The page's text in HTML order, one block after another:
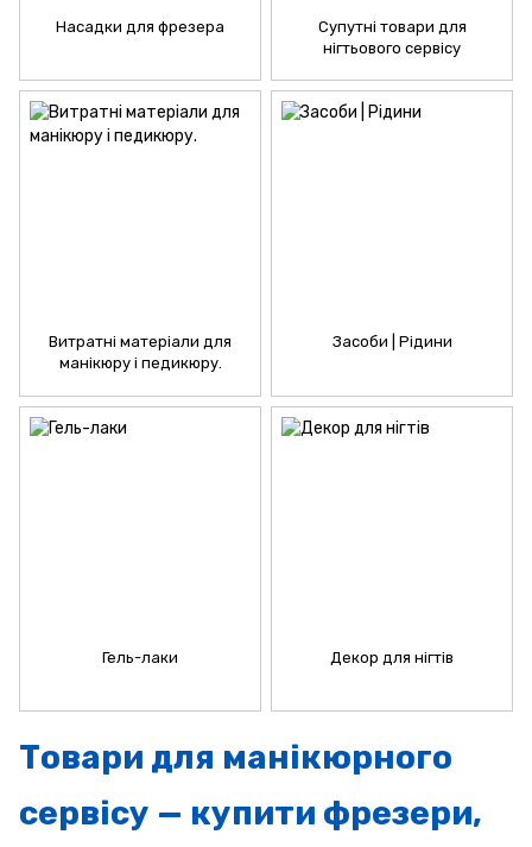
Товари для манікюрного
сервісу — купити фрезери,
Насадки для фрезера
Супутні товари для
нігтьового сервісу
Витратні матеріали для
манікюру і педикюру.
Засоби | Рідини
Гель-лаки Декор для нігтів